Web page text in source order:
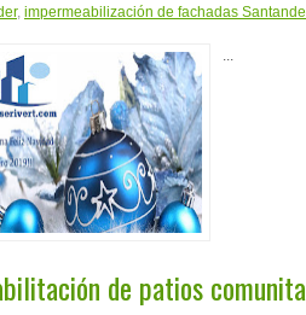
, impermeabilización de fachadas
...
de patios